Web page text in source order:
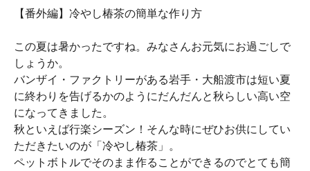
【番外編】冷やし椿茶の簡単な作り方
この夏は暑かったですね。みなさんお元気にお過ごしで
しょうか。
バンザイ・ファクトリーがある岩手・大船渡市は短い夏
に終わりを告げるかのようにだんだんと秋らしい高い空
になってきました。
秋といえば行楽シーズン！そんな時にぜひお供にしてい
ただきたいのが「冷やし椿茶」。
ペットボトルでそのまま作ることができるのでとても簡